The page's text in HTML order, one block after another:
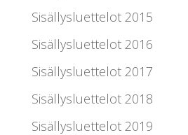
Sisällysluettelot 2015
Sisällysluettelot 2016
Sisällysluettelot 2017
Sisällysluettelot 2018
Sisällysluettelot 2019